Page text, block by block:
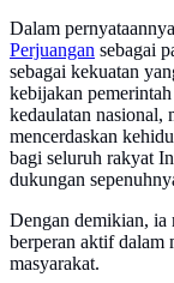
Dalam
Perjuangan sebagai
sebagai kekuatan
kebijakan
kedaulatan nasional,
mencerdaskan
bagi seluruh rakyat
dukungan
Dengan demikian, ia
berperan aktif dalam
masyarakat.